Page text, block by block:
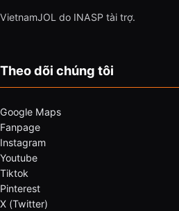
VietnamJOL do INASP tài trợ.
Theo dõi chúng tôi
Google Maps
Fanpage
Instagram
Youtube
Tiktok
Pinterest
X (Twitter)